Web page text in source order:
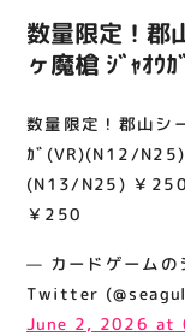
フロアガ
アクセス・
関連情報
お知らせ
数量限定！郡
ヶ魔槍 ｼﾞｬｵ
ｽﾀｰ･ﾁｭｰﾝ
数量限定！郡山シ
ｶﾞ(VR)(N12/N25)
(N13/N25) ￥
￥250
— カードゲーム
Twitter
June 2, 2026 at